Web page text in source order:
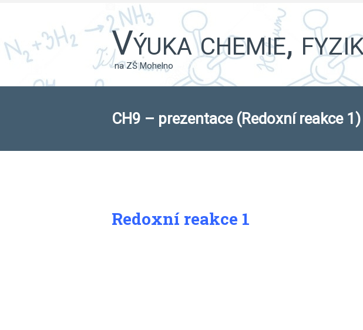
Výuka chemie,
na ZŠ Mohelno
CH9 – prezentace (Redoxní reakce 1)
Redoxní reakce 1